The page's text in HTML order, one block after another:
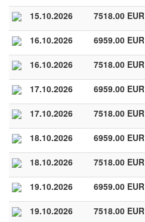
15.10.2026 7518.00 EUR
16.10.2026 6959.00 EUR
16.10.2026 7518.00 EUR
17.10.2026 6959.00 EUR
17.10.2026 7518.00 EUR
18.10.2026 6959.00 EUR
18.10.2026 7518.00 EUR
19.10.2026 6959.00 EUR
19.10.2026 7518.00 EUR